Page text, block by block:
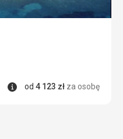
Informacje
od 4 123 zł za osobę